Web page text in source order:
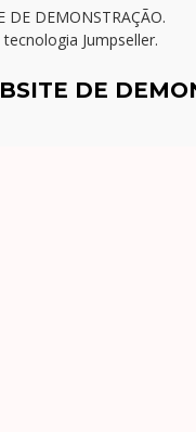
DE DEMONSTRAÇÃO.
Jumpseller.
DE